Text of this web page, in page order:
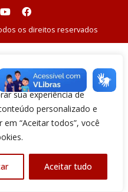
sua experiência de
personalizado e
“Aceitar todos”, você
Aceitar tudo
os direitos reservados